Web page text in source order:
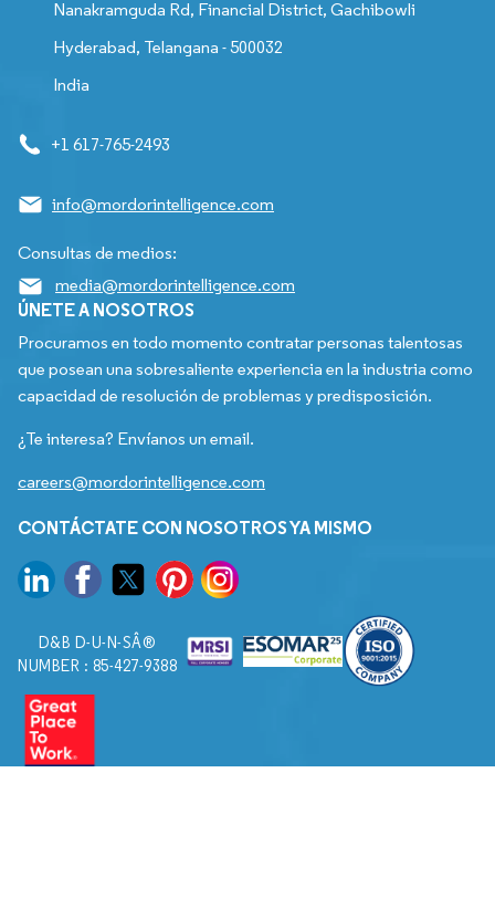
Nanakramguda Rd, Financial District, Gachibowli
Hyderabad, Telangana - 500032
India
+1 617-765-2493
info@mordorintelligence.com
Consultas de medios:
media@mordorintelligence.com
ÚNETE A NOSOTROS
Procuramos en todo momento contratar personas talentosas
que posean una sobresaliente experiencia en la industria como
capacidad de resolución de problemas y predisposición.
¿Te interesa? Envíanos un email.
careers@mordorintelligence.com
CONTÁCTATE CON NOSOTROS YA MISMO
D&B D-U-N-SÂ®
NUMBER : 85-427-9388